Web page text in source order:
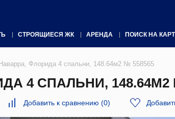
СТРОЯЩИЕСЯ ЖК АРЕНДА ПОИСК НА
Флорида 4 спальни, 148.64м2 № 558565
4 СПАЛЬНИ, 148.64М2
Добавить к сравнению (0)